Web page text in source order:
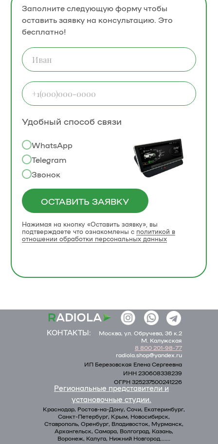
Удобный способ связи
WhatsApp
Telegram
Звонок
ОСТАВИТЬ ЗАЯВКУ
Нажимая на кнопку «Оставить заявку», вы
подтверждаете что ознакомлены с политикой в
отношении обработки персональных данных
Заполните следующую форму чтобы
оставить заявку на консультацию. Это
бесплатно!
КОНТАКТЫ:
Москва, ул. Обручева, 36 к.2
M. Калужская
8 800 201-98-77
radiola.shop@yandex.ru
ИП Березовская Елена Сергеевна
ИНН 230608338239
ОГРН 325237500241226
Региональные представители и
установочные студии.
Краснодар, Ростов-на-Дону, Сочи, Екатеринбург,
Санкт-Петербург, Крым, Новосибирск,
Ставрополь, Оренбург, Владивосток, Мурманск,
Архангельск, Самара, Волгоград, Казань,
Воронеж, Калуга, Нижний Новгород.......